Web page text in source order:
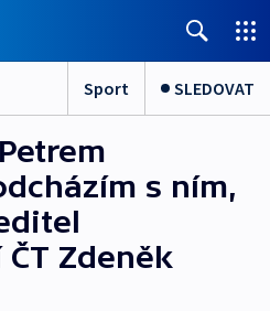
Sport SLEDOVAT
s ním,
Zdeněk